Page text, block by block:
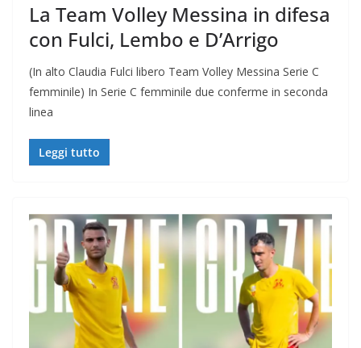
La Team Volley Messina in difesa
con Fulci, Lembo e D’Arrigo
(In alto Claudia Fulci libero Team Volley Messina Serie C
femminile) In Serie C femminile due conferme in seconda
linea
Leggi tutto